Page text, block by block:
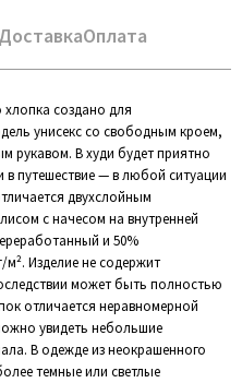
ДоставкаОплата
создано для
унисекс со свободным кроем,
рукавом. В худи будет приятно
путешествие — в любой ситуации
двухслойным
с начесом на внутренней
и 50%
м². Изделие не содержит
может быть полностью
отличается неравномерной
увидеть небольшие
В одежде из неокрашенного
темные или светлые